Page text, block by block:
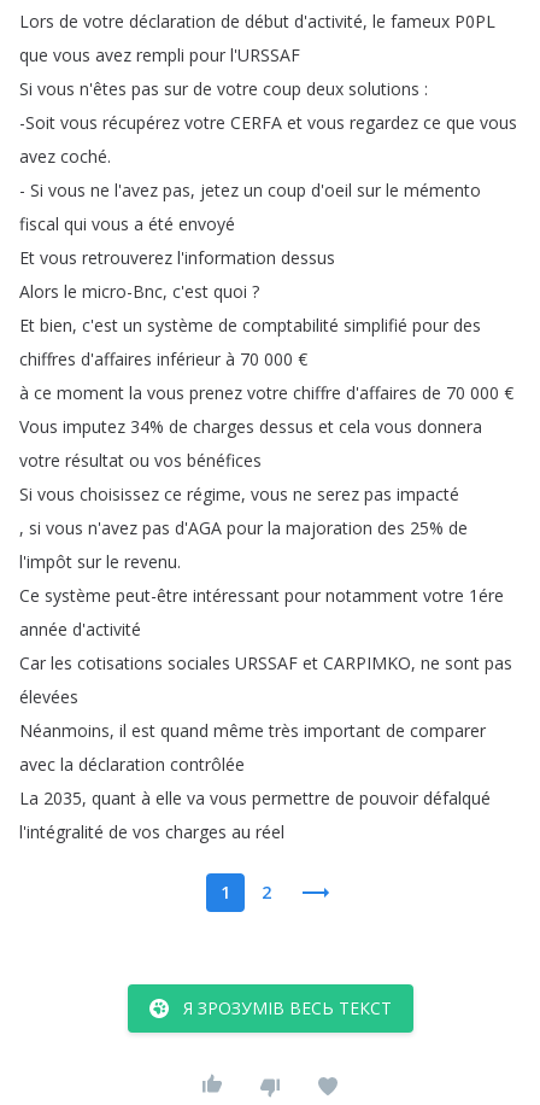
Lors de votre déclaration de début d'activité, le fameux P0PL
que vous avez rempli pour l'URSSAF
Si vous n'êtes pas sur de votre coup deux solutions :
-Soit vous récupérez votre CERFA et vous regardez ce que vous
avez coché.
- Si vous ne l'avez pas, jetez un coup d'oeil sur le mémento
fiscal qui vous a été envoyé
Et vous retrouverez l'information dessus
Alors le micro-Bnc, c'est quoi ?
Et bien, c'est un système de comptabilité simplifié pour des
chiffres d'affaires inférieur à 70 000 €
à ce moment la vous prenez votre chiffre d'affaires de 70 000 €
Vous imputez 34% de charges dessus et cela vous donnera
votre résultat ou vos bénéfices
Si vous choisissez ce régime, vous ne serez pas impacté
, si vous n'avez pas d'AGA pour la majoration des 25% de
l'impôt sur le revenu.
Ce système peut-être intéressant pour notamment votre 1ére
année d'activité
Car les cotisations sociales URSSAF et CARPIMKO, ne sont pas
élevées
Néanmoins, il est quand même très important de comparer
avec la déclaration contrôlée
La 2035, quant à elle va vous permettre de pouvoir défalqué
l'intégralité de vos charges au réel
1 2
Я ЗРОЗУМІВ ВЕСЬ ТЕКСТ